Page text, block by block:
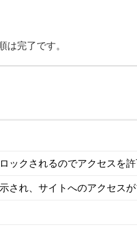
は完了です。
ックされるのでアクセスを
され、サイトへのアクセス